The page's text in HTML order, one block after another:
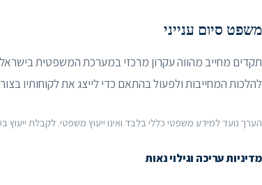
משפט סיום ענייני
תקדים מחייב מהווה עקרון מרכזי במערכת המשפטית
להלכות המחייבות ולפעול בהתאם כדי לייצג את לקוחותיו
הערך נועד למידע משפטי כללי בלבד ואינו ייעוץ משפטי. לקבלת ייעוץ
מדיניות עריכה וגילוי נאות